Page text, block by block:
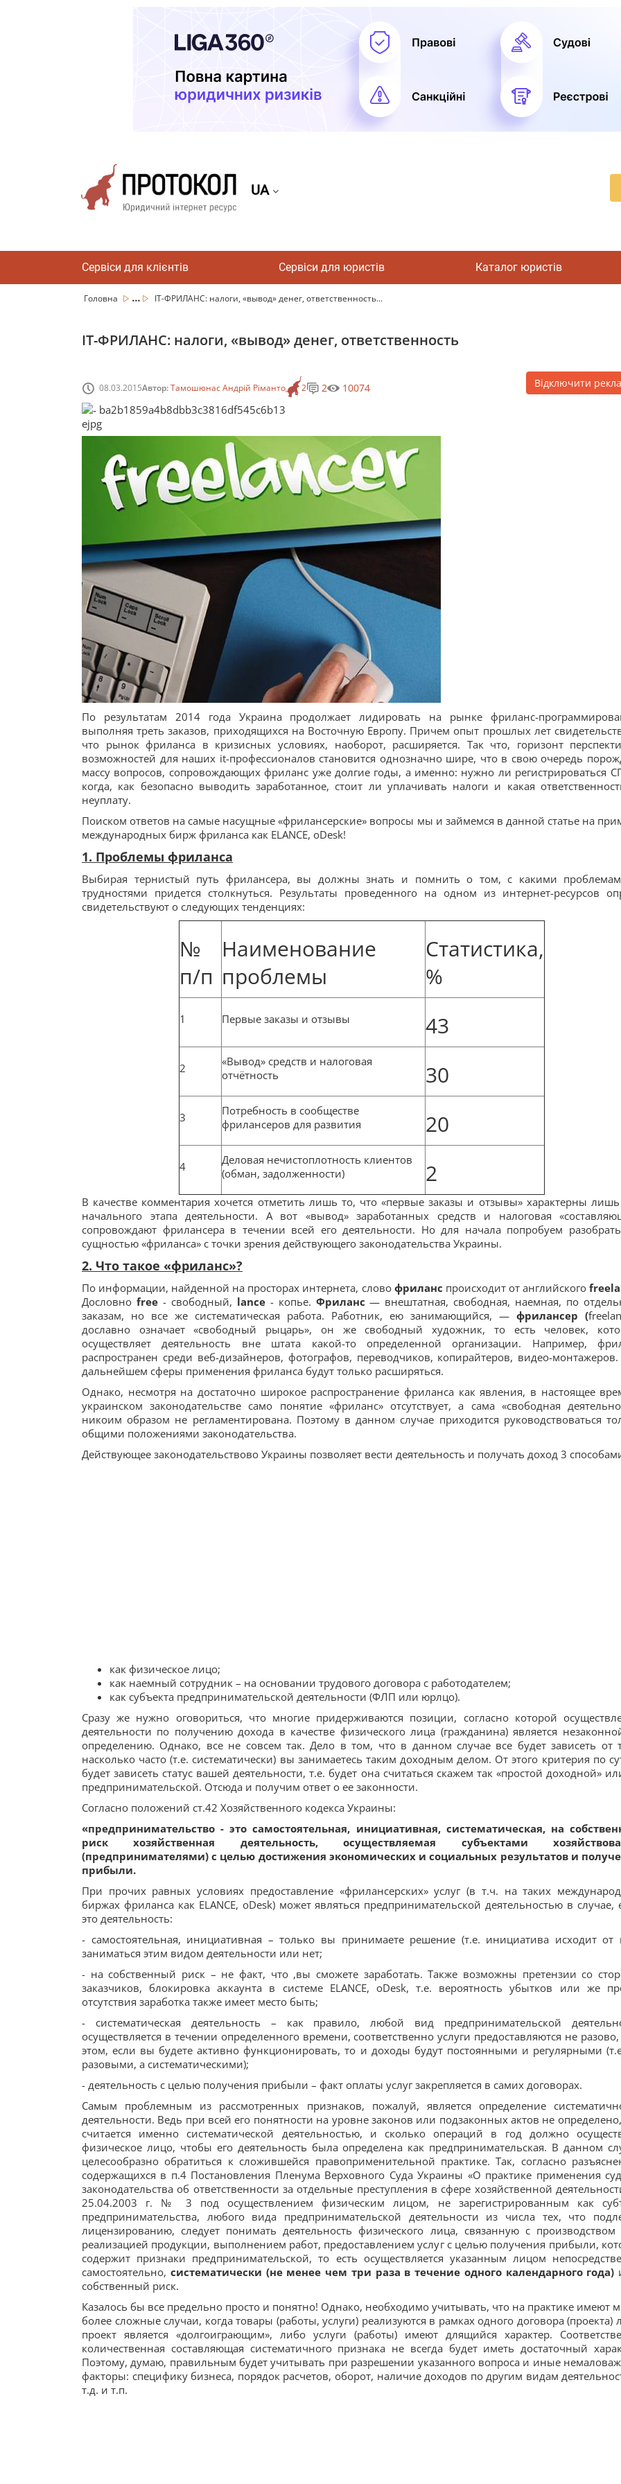
UA
Сервіси для клієнтів Сервіси для юристів Каталог юристів
Головна ... ІТ-ФРИЛАНС: налоги, «вывод» денег, ответственность...
ІТ-ФРИЛАНС: налоги, «вывод» денег, ответственность
08.03.2015Автор:Тамошюнас Андрій Ріманто 2 2 10074 Відключити
По результатам 2014 года Украина продолжает лидировать на рынке фриланс-
выполняя треть заказов, приходящихся на Восточную Европу. Причем опыт прошлых лет
что рынок фриланса в кризисных условиях, наоборот, расширяется. Так что, горизонт
возможностей для наших it-профессионалов становится однозначно шире, что в свою очередь
массу вопросов, сопровождающих фриланс уже долгие годы, а именно: нужно ли регистрироваться
когда, как безопасно выводить заработанное, стоит ли уплачивать налоги и какая
неуплату.
Поиском ответов на самые насущные «фрилансерские» вопросы мы и займемся в данной статье на
международных бирж фриланса как ELANCE, oDesk!
1. Проблемы фриланса
Выбирая тернистый путь фрилансера, вы должны знать и помнить о том, с какими
трудностями придется столкнуться. Результаты проведенного на одном из интернет-ресурсов
свидетельствуют о следующих тенденциях:
№
п/п
Наименование
проблемы
Статистика,
%
1 Первые заказы и отзывы 43
2
«Вывод» средств и налоговая
отчётность
30
3
Потребность в сообществе
фрилансеров для развития
20
4
Деловая нечистоплотность клиентов
(обман, задолженности)
2
В качестве комментария хочется отметить лишь то, что «первые заказы и отзывы» характерны
начального этапа деятельности. А вот «вывод» заработанных средств и налоговая
сопровождают фрилансера в течении всей его деятельности. Но для начала попробуем
сущностью «фриланса» с точки зрения действующего законодательства Украины.
2. Что такое «фриланс»?
По информации, найденной на просторах интернета, слово фриланс происходит от английского
Дословно free- свободный, lance- копье. Фриланс — внештатная, свободная, наемная, по
заказам, но все же систематическая работа. Работник, ею занимающийся, — фрилансер (
дославно означает «свободный рыцарь», он же свободный художник, то есть человек,
осуществляет деятельность вне штата какой-то определенной организации. Например,
распространен среди веб-дизайнеров, фотографов, переводчиков, копирайтеров, видео-
дальнейшем сферы применения фриланса будут только расширяться.
Однако, несмотря на достаточно широкое распространение фриланса как явления, в настоящее
украинском законодательстве само понятие «фриланс» отсутствует, а сама «свободная
никоим образом не регламентирована. Поэтому в данном случае приходится руководствоваться
общими положениями законодательства.
Действующее законодательствово Украины позволяет вести деятельность и получать доход 3
как физическое лицо;
как наемный сотрудник – на основании трудового договора с работодателем;
как субъекта предпринимательской деятельности (ФЛП или юрлцо).
Сразу же нужно оговориться, что многие придерживаются позиции, согласно которой
деятельности по получению дохода в качестве физического лица (гражданина) является
определению. Однако, все не совсем так. Дело в том, что в данном случае все будет зависеть от
насколько часто (т.е. систематически) вы занимаетесь таким доходным делом. От этого критерия по
будет зависеть статус вашей деятельности, т.е. будет она считаться скажем так «простой доходной»
предпринимательской. Отсюда и получим ответ о ее законности.
Согласно положений ст.42 Хозяйственного кодекса Украины:
«предпринимательство - это самостоятельная, инициативная, систематическая, на
риск хозяйственная деятельность, осуществляемая субъектами
(предпринимателями) с целью достижения экономических и социальных результатов и
прибыли.
При прочих равных условиях предоставление «фрилансерских» услуг (в т.ч. на таких
биржах фриланса как ELANCE, oDesk) может являться предпринимательской деятельностью в случае,
это деятельность:
- самостоятельная, инициативная – только вы принимаете решение (т.е. инициатива исходит от
заниматься этим видом деятельности или нет;
- на собственный риск – не факт, что ,вы сможете заработать. Также возможны претензии со
заказчиков, блокировка аккаунта в системе ELANCE, oDesk, т.е. вероятность убытков или же
отсутствия заработка также имеет место быть;
- систематическая деятельность – как правило, любой вид предпринимательской
осуществляется в течении определенного времени, соответственно услуги предоставляются не
этом, если вы будете активно функционировать, то и доходы будут постоянными и регулярными
разовыми, а систематическими);
- деятельность с целью получения прибыли – факт оплаты услуг закрепляется в самих договорах.
Самым проблемным из рассмотренных признаков, пожалуй, является определение
деятельности. Ведь при всей его понятности на уровне законов или подзаконных актов не
считается именно систематической деятельностью, и сколько операций в год должно
физическое лицо, чтобы его деятельность была определена как предпринимательская. В данном
целесообразно обратиться к сложившейся правоприменительной практике. Так, согласно
содержащихся в п.4 Постановления Пленума Верховного Суда Украины «О практике применения
законодательства об ответственности за отдельные преступления в сфере хозяйственной
25.04.2003 г. № 3 под осуществлением физическим лицом, не зарегистрированным как
предпринимательства, любого вида предпринимательской деятельности из числа тех, что
лицензированию, следует понимать деятельность физического лица, связанную с
реализацией продукции, выполнением работ, предоставлением услуг с целью получения прибыли,
содержит признаки предпринимательской, то есть осуществляется указанным лицом
самостоятельно, систематически (не менее чем три раза в течение одного календарного года)
собственный риск.
Казалось бы все предельно просто и понятно! Однако, необходимо учитывать, что на практике имеют
более сложные случаи, когда товары (работы, услуги) реализуются в рамках одного договора (проекта)
проект является «долгоиграющим», либо услуги (работы) имеют длящийся характер.
количественная составляющая систематичного признака не всегда будет иметь достаточный
Поэтому, думаю, правильным будет учитывать при разрешении указанного вопроса и иные
факторы: специфику бизнеса, порядок расчетов, оборот, наличие доходов по другим видам
т.д. и т.п.